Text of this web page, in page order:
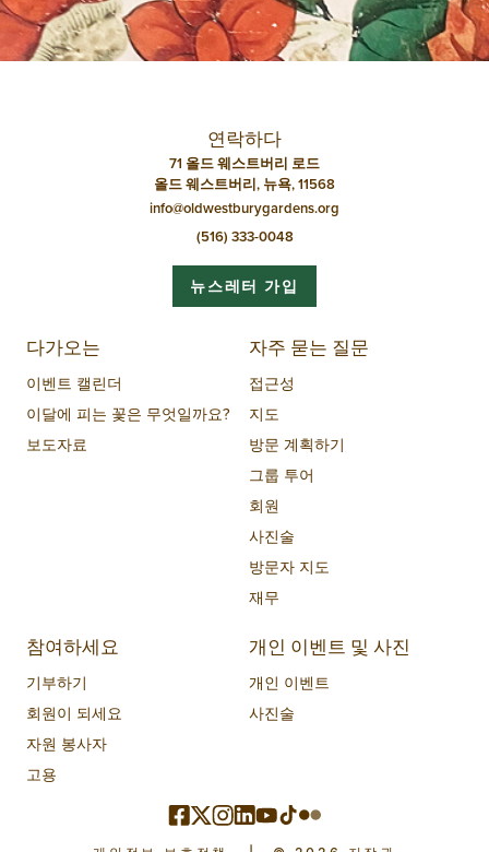
연락하다
71 올드 웨스트버리 로드
올드 웨스트버리, 뉴욕, 11568
info@oldwestburygardens.org
(516) 333-0048
뉴스레터 가입
다가오는
이벤트 캘린더
이달에 피는 꽃은 무엇일까요?
보도자료
자주 묻는 질문
접근성
지도
방문 계획하기
그룹 투어
회원
사진술
방문자 지도
재무
참여하세요
기부하기
회원이 되세요
자원 봉사자
고용
개인 이벤트 및 사진
개인 이벤트
사진술